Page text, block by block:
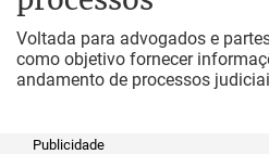
Voltada para advogados e
como objetivo fornecer
andamento de processos
Publicidade